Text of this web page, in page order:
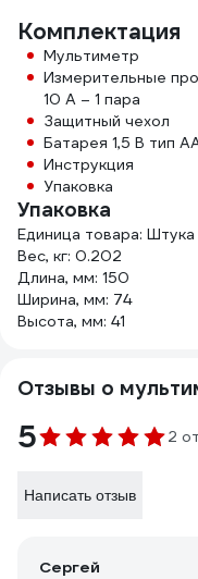
Комплектация
Мультиметр
Измерительные
10 А – 1 пара
Защитный чехол
Батарея 1,5 В тип
Инструкция
Упаковка
Упаковка
Единица товара: Штука
Вес, кг: 0.202
Длина, мм: 150
Ширина, мм: 74
Высота, мм: 41
Отзывы о
5 2
Написать отзыв
Сергей